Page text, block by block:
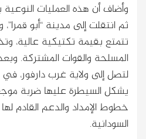
وأضاف أن هذه العمليات
ثم انتقلت إلى مدينة “أبو
تتمتع بقيمة تكتيكية عالية،
المسلحة والقوات المشتركة.
لتصل إلى ولاية غرب دارفور،
يشكل السيطرة عليها ضربة
خطوط الإمداد والدعم القادم
السودانية.